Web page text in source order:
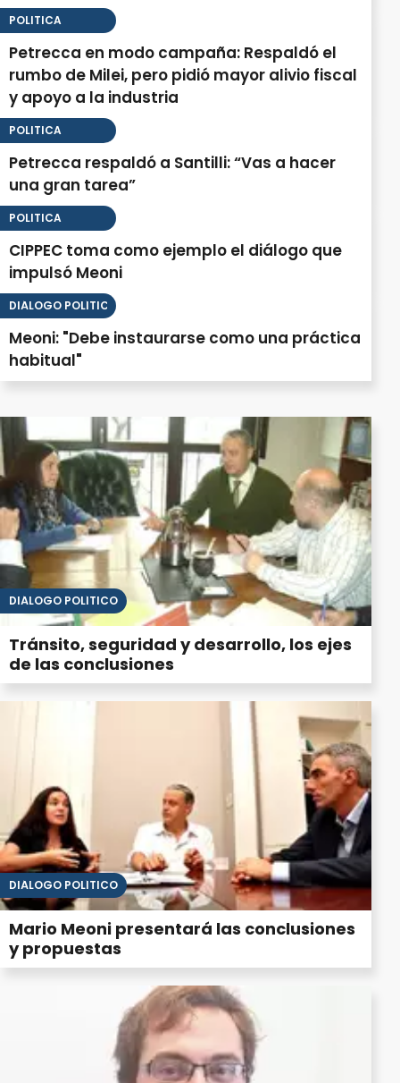
presentado un proyecto en el Senado bonaerense
para reconocer a la Scaloneta.
POLITICA
Petrecca en modo campaña: Respaldó el
rumbo de Milei, pero pidió mayor alivio fiscal
y apoyo a la industria
POLITICA
Petrecca respaldó a Santilli: “Vas a hacer
una gran tarea”
POLITICA
CIPPEC toma como ejemplo el diálogo que
impulsó Meoni
DIÁLOGO POLÍTICO
Meoni: "Debe instaurarse como una práctica
habitual"
DIÁLOGO POLÍTICO
Tránsito, seguridad y desarrollo, los ejes
de las conclusiones
DIÁLOGO POLÍTICO
Mario Meoni presentará las conclusiones
y propuestas